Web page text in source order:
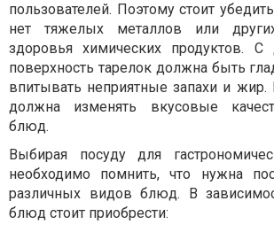
пользователей. Поэтому стоит
нет тяжелых металлов или
здоровья химических продуктов. С
поверхность тарелок должна быть
впитывать неприятные запахи и жир.
должна изменять вкусовые
блюд.
Выбирая посуду для
необходимо помнить, что нужна
различных видов блюд. В
блюд стоит приобрести: